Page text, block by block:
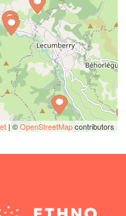
| ©OpenStreetMapcontributors